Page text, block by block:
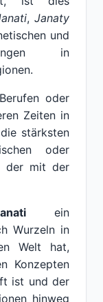
,Janaty
und
in
oder
Zeiten in
stärksten
oder
der mit der
ein
Wurzeln in
Welt hat,
Konzepten
ist und der
hinweg